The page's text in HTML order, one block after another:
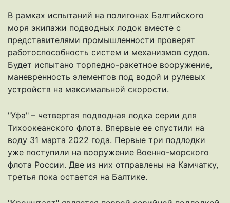
В рамках испытаний на полигонах Балтийского
моря экипажи подводных лодок вместе с
представителями промышленности проверят
работоспособность систем и механизмов судов.
Будет испытано торпедно-ракетное вооружение,
маневренность элементов под водой и рулевых
устройств на максимальной скорости.
"Уфа" – четвертая подводная лодка серии для
Тихоокеанского флота. Впервые ее спустили на
воду 31 марта 2022 года. Первые три подлодки
уже поступили на вооружение Военно-морского
флота России. Две из них отправлены на Камчатку,
третья пока остается на Балтике.